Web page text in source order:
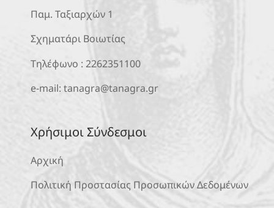
Παμ. Ταξιαρχών 1
Σχηματάρι Βοιωτίας
Τηλέφωνο : 2262351100
e-mail: tanagra@tanagra.gr
Χρήσιμοι Σύνδεσμοι
Αρχική
Πολιτική Προστασίας Προσωπικών Δεδομένων